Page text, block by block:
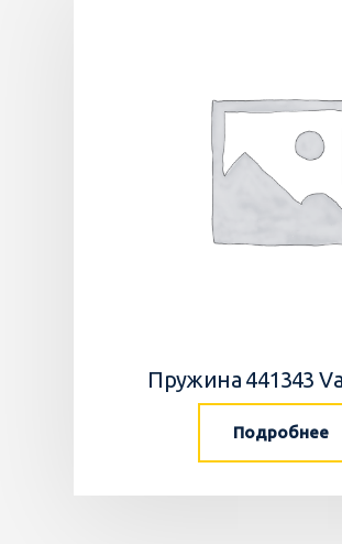
Пружина 441343
Подробнее